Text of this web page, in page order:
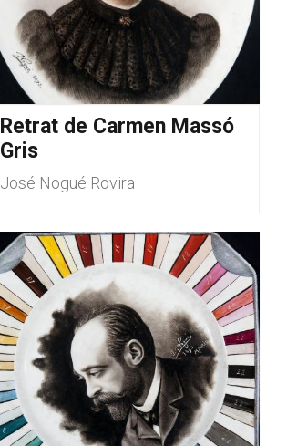
Retrat de Carmen Massó
Gris
José Nogué Rovira